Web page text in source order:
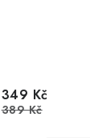
349 Kč
389 Kč